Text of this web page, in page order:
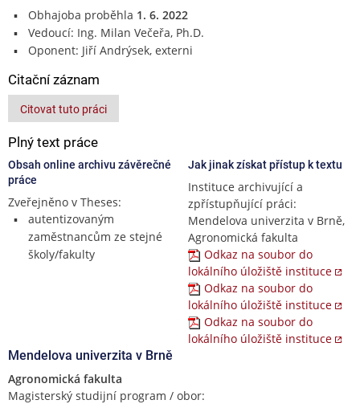
Obhajoba proběhla 1. 6. 2022
Vedoucí: Ing. Milan Večeřa, Ph.D.
Oponent: Jiří Andrýsek, externi
Citační záznam
Citovat tuto práci
Plný text práce
Obsah online archivu závěrečné
práce
Zveřejněno v Theses:
autentizovaným
zaměstnancům ze stejné
školy/fakulty
Jak jinak získat přístup k textu
Instituce archivující a
zpřístupňující práci:
Mendelova univerzita v Brně,
Agronomická fakulta
Odkaz na soubor do
lokálního úložiště instituce
Odkaz na soubor do
lokálního úložiště instituce
Odkaz na soubor do
lokálního úložiště instituce
Mendelova univerzita v Brně
Agronomická fakulta
Magisterský studijní program / obor: